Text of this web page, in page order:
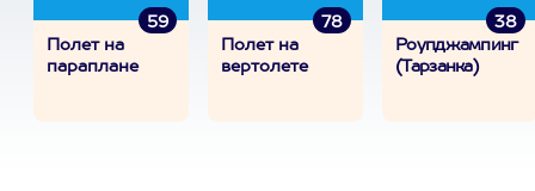
59
Полет на
параплане
78
Полет на
вертолете
38
Роупджампинг
(Тарзанка)